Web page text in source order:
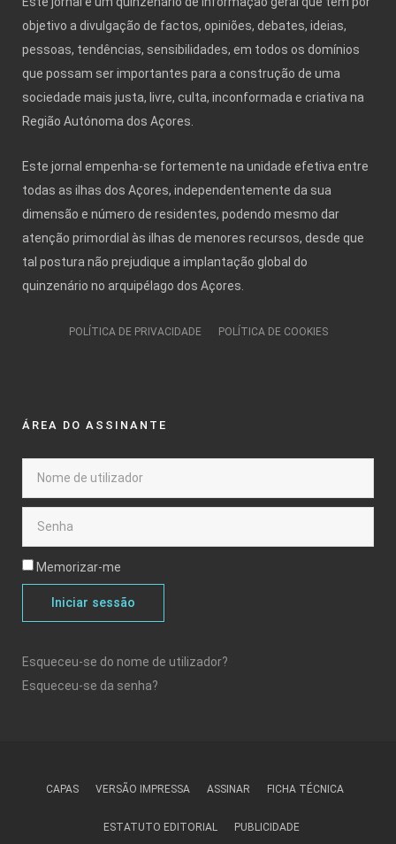
objetivo a divulgação de factos, opiniões, debates, ideias,
pessoas, tendências, sensibilidades, em todos os domínios
que possam ser importantes para a construção de uma
sociedade mais justa, livre, culta, inconformada e criativa na
Região Autónoma dos Açores.
Este jornal empenha-se fortemente na unidade efetiva entre
todas as ilhas dos Açores, independentemente da sua
dimensão e número de residentes, podendo mesmo dar
atenção primordial às ilhas de menores recursos, desde que
tal postura não prejudique a implantação global do
quinzenário no arquipélago dos Açores.
POLÍTICA DE PRIVACIDADE POLÍTICA DE COOKIES
ÁREA DO ASSINANTE
Memorizar-me
Iniciar sessão
Esqueceu-se do nome de utilizador?
Esqueceu-se da senha?
CAPAS VERSÃO IMPRESSA ASSINAR FICHA TÉCNICA
ESTATUTO EDITORIAL PUBLICIDADE